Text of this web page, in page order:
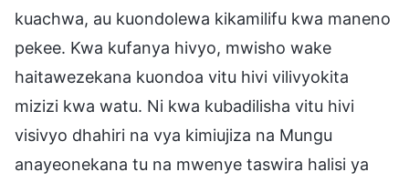
kuachwa, au kuondolewa kikamilifu kwa maneno
pekee. Kwa kufanya hivyo, mwisho wake
haitawezekana kuondoa vitu hivi vilivyokita
mizizi kwa watu. Ni kwa kubadilisha vitu hivi
visivyo dhahiri na vya kimiujiza na Mungu
anayeonekana tu na mwenye taswira halisi ya